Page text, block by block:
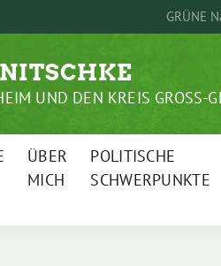
GRÜNE
UND DEN KREIS GROSS-
ÜBER
MICH
POLITISCHE
SCHWERPUNKTE